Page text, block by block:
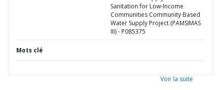
Sanitation for Low-Income
Communities Community Based
Water Supply Project (PAMSIMAS
III) - P085375
Mots clé
Voir la suite